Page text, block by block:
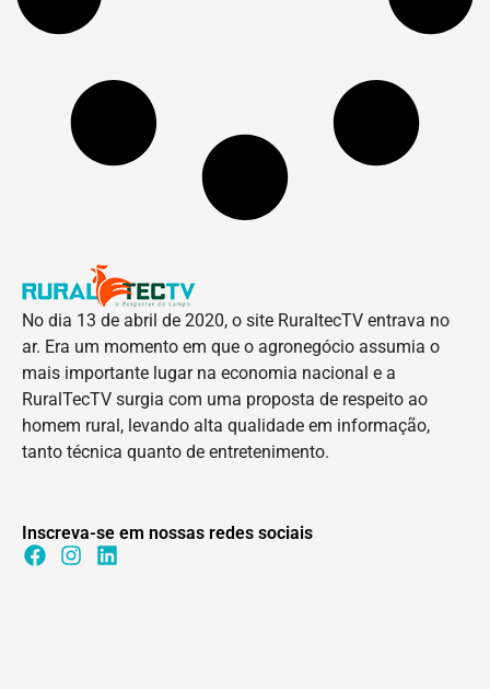
No dia 13 de abril de 2020, o site RuraltecTV entrava no
ar. Era um momento em que o agronegócio assumia o
mais importante lugar na economia nacional e a
RuralTecTV surgia com uma proposta de respeito ao
homem rural, levando alta qualidade em informação,
tanto técnica quanto de entretenimento.
Inscreva-se em nossas redes sociais